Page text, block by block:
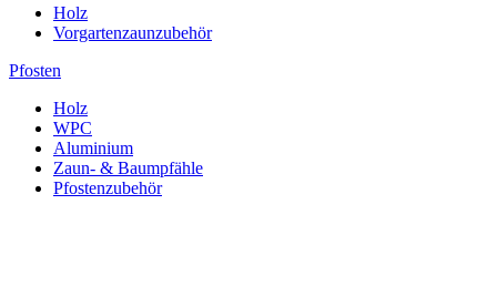
Holz
Vorgartenzaunzubehör
Pfosten
Holz
WPC
Aluminium
Zaun- & Baumpfähle
Pfostenzubehör